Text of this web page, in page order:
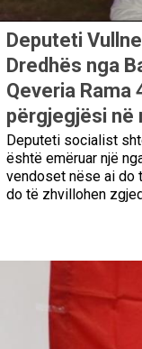
Deputeti
Dredhës nga
Qeveria Rama
përgjegjësi në
Deputeti socialist
është emëruar një
vendoset nëse ai do
do të zhvillohen